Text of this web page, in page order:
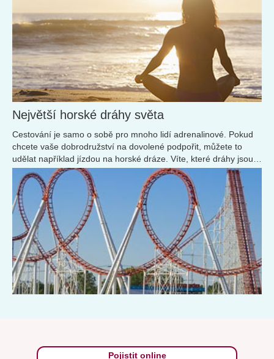
Největší horské dráhy světa
Cestování je samo o sobě pro mnoho lidí adrenalinové. Pokud
chcete vaše dobrodružství na dovolené podpořit, můžete to
udělat například jízdou na horské dráze. Víte, které dráhy jsou
nejdelší, nejvyšší a nejrychlejší?
Pojistit online